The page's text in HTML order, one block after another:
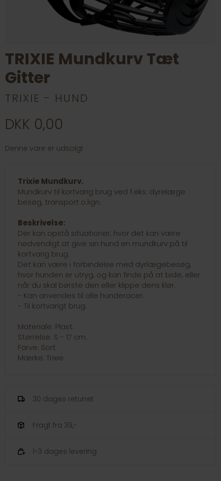
TRIXIE Mundkurv Tæt
Gitter
TRIXIE - HUND
DKK 0,00
Denne vare er udsolgt
Trixie Mundkurv.
Mundkurv til kortvarig brug ved f.eks. dyrelæge
besøg, transport o.lign.
Beskrivelse:
Der kan opstå situationer, hvor det kan være
nødvendigt at give sin hund en mundkurv på til
kortvarig brug.
Det kan være i forbindelse med dyrlægebesøg,
hvor hunden er utryg, og kan finde på at bide, eller
når du skal børste den eller klippe dens klør.
- Kan anvendes til alle hunderacer.
- Til kortvarigt brug.
Materiale: Plast.
Størrelse: S - 17 cm.
Farve: Sort
Mærke: Trixie.
30 dages returret
Fragt fra 39,-
1-3 dages levering